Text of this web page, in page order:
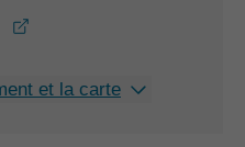
et la carte